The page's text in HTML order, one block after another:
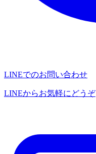
LINEでのお問い合わせ
LINEからお気軽にどうぞ